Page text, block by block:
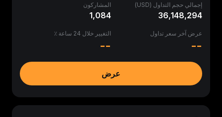
إجمالي حجم التداول (USD)
36,148,294
المشاركون
1,084
عرض آخر سعر تداول
--
التغيير خلال 24 ساعة ٪
--
عرض